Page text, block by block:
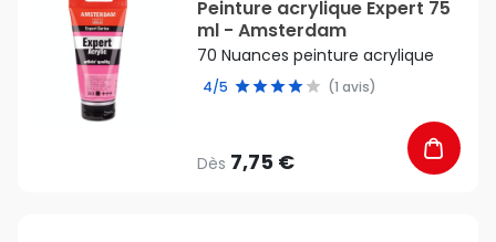
Peinture acrylique Expert 75
ml - Amsterdam
70 Nuances peinture acrylique
4/5 (1 avis)
Dès 7,75 €